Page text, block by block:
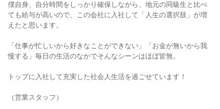
僕自身、自分時間をしっかり確保しながら、地元の同級生と比べ
ても給与が高いので、この会社に入社して「人生の選択肢」が増
えたと思います。
「仕事が忙しいから好きなことができない」「お金が無いから我
慢する」毎日の生活のなかでそんなシーンはほぼ皆無。
トップに入社して充実した社会人生活を過ごせています！
（営業スタッフ）